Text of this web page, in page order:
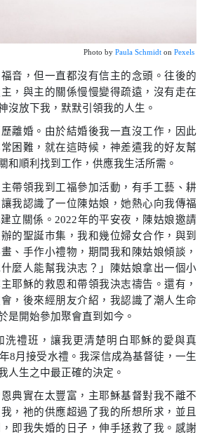
Photo by Paula Schmidt on Pexels
音，但一直都沒有信主的念頭。往後的
，與主的關係慢慢變得疏遠，沒有走在
沒放下我，默默引領我的人生。
離婚。由於結婚後我一直沒工作，因此
困難，就在這時候，神差遣我的好友幫
和順利找到工作，供應我生活所需。
帶領我到工福參加活動，有手工藝、耕
我認識了一位陳姑娘，她熱心向我傳福
立關係。 2022年的平安夜，陳姑娘邀請
的聖誕巿集，我和幾位婦女合作，與到
、手作小禮物，期間我和陳姑娘傾談，
麼人能幫我決志？」陳姑娘拿出一個小
耶穌的救恩和帶領我決志禱告。還有，
，後來經朋友介紹，我認識了潮人生命
是開始參加聚會直到如今。
洗禮班，讓我更清楚明白耶穌的愛與真
8月接受水禮。我深信成為基督徒，一生
人生之中最正確的決定。
典實在太豐富，主耶穌基督對我不離不
，祂的供應超過了我的所想所求，並且
即我失婚的日子，伸手拯救了我。感謝